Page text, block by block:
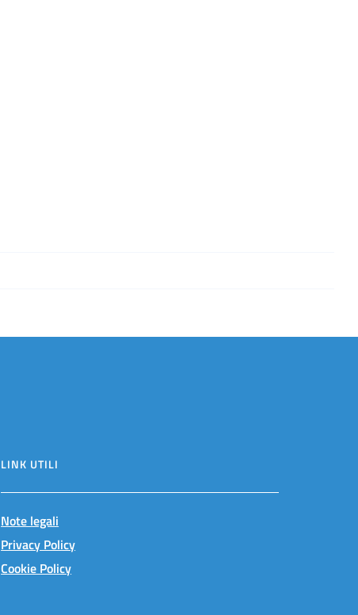
LINK UTILI
Note legali
Privacy Policy
Cookie Policy